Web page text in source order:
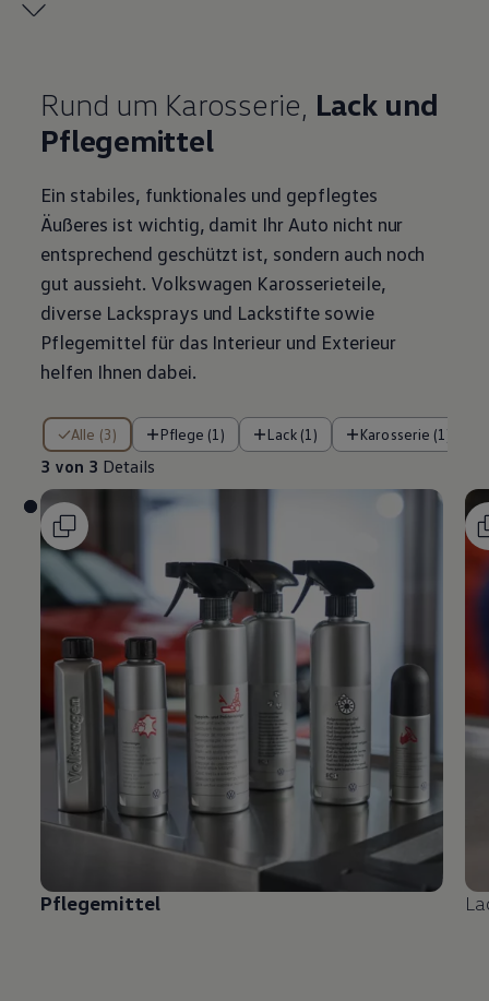
Rund um Karosserie, Lack und
Pflegemittel
Ein stabiles, funktionales und gepflegtes
Äußeres ist wichtig, damit Ihr Auto nicht nur
entsprechend geschützt ist, sondern auch noch
gut aussieht. Volkswagen Karosserieteile,
diverse Lacksprays und Lackstifte sowie
Pflegemittel für das Interieur und Exterieur
helfen Ihnen dabei.
Alle (3) Pflege (1) Lack (1) Karosserie (1)
3 von 3 Details
3 von 3 Details
Pflegemittel